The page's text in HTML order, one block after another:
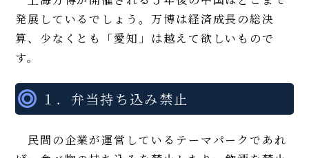
発展しているでしょう。万博は経済成長の総決
算、少なくとも「愛知」は越えて欲しいもので
す。
１．弁当持ち込み禁止
民間の企業が運営しているテーマパークであれ